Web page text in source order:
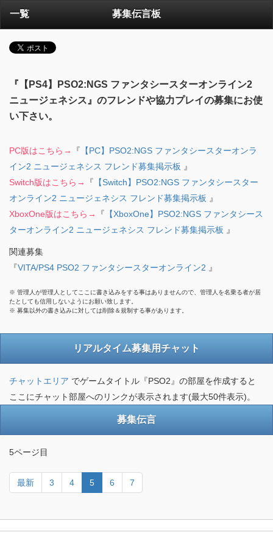
一覧 募集伝言板
『【PS4】PSO2:NGS ファンタシースターオンライン2
ニュージェネシス』のフレンドや協力プレイの募集にお使
い下さい。
PC版はこちら→ 『 【PC】PSO2:NGS ファンタシースターオンラ
イン2 ニュージェネシス フレンド募集掲示板 』
Switch版はこちら→
『 【Switch】PSO2:NGS ファンタシースター
オンライン2 ニュージェネシス フレンド募集掲示板 』
XboxOne版はこちら→
『 【XboxOne】PSO2:NGS ファンタシース
ターオンライン2 ニュージェネシス フレンド募集掲示板 』
関連募集
『VITA/PS4 PSO2 ファンタシースターオンライン2 』
※ 管理人が管理人としてここに書き込みをする事はありませんので、管理人を名乗る者が居
たとしても信用しないようにお願い致します。
※ 募集以外の書き込みに対しては削除＆規制する事があります。
リアルタイム募集用チャット
チャットエリア でゲームタイトル『PSO2』の部屋を作成すると
ここにチャット部屋へのリンクが表示されます(最大50件表示)。
募集伝言
5ページ目
最新 3 4 5 6 7